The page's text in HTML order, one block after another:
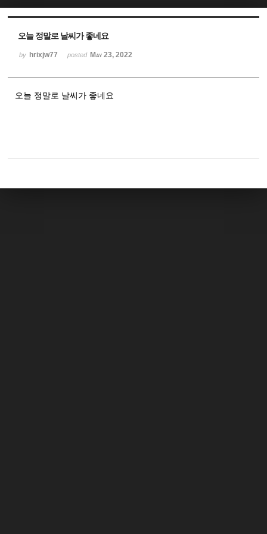
오늘 정말로 날씨가 좋네요
by hrixjw77 posted May 23, 2022
오늘 정말로 날씨가 좋네요
Sketchbook5, 스케치북5